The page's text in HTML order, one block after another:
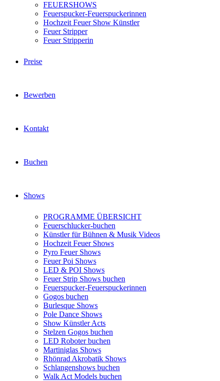
FEUERSHOWS
Feuerspucker-Feuerspuckerinnen
Hochzeit Feuer Show Künstler
Feuer Stripper
Feuer Stripperin
Preise
Bewerben
Kontakt
Buchen
Shows
PROGRAMME ÜBERSICHT
Feuerschlucker-buchen
Künstler für Bühnen & Musik Videos
Hochzeit Feuer Shows
Pyro Feuer Shows
Feuer Poi Shows
LED & POI Shows
Feuer Strip Shows buchen
Feuerspucker-Feuerspuckerinnen
Gogos buchen
Burlesque Shows
Pole Dance Shows
Show Künstler Acts
Stelzen Gogos buchen
LED Roboter buchen
Martiniglas Shows
Rhönrad Akrobatik Shows
Schlangenshows buchen
Walk Act Models buchen